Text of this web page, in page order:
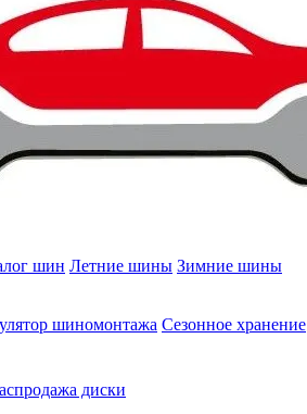
шин Летние шины Зимние шины
шиномонтажа Сезонное хранение
диски